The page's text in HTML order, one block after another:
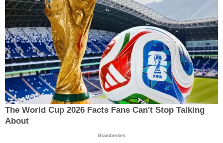
The World Cup 2026 Facts Fans Can't Stop Talking
About
Brainberries